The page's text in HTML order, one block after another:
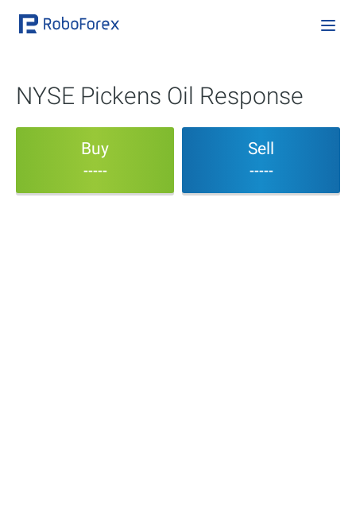
NYSE Pickens Oil Response
Buy
-----
Sell
-----